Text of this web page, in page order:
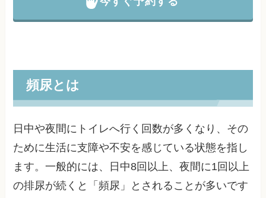
頻尿とは
日中や夜間にトイレへ行く回数が多くなり、その
ために生活に支障や不安を感じている状態を指し
ます。一般的には、日中8回以上、夜間に1回以上
の排尿が続くと「頻尿」とされることが多いです